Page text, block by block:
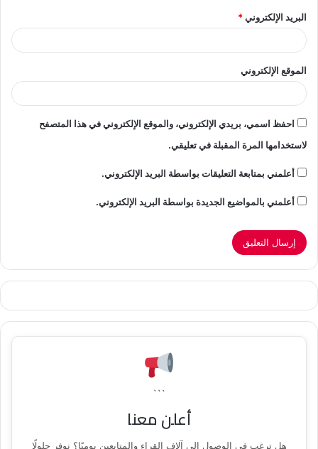
البريد الإلكتروني*
الموقع الإلكتروني
احفظ اسمي، بريدي الإلكتروني، والموقع الإلكتروني في هذا المتصفح
لاستخدامها المرة المقبلة في تعليقي.
أعلمني بمتابعة التعليقات بواسطة البريد الإلكتروني.
أعلمني بالمواضيع الجديدة بواسطة البريد الإلكتروني.
```
أعلن معنا
هل ترغب في الوصول إلى آلاف القراء والمتابعين يوميًا؟ نوفر حلولًا